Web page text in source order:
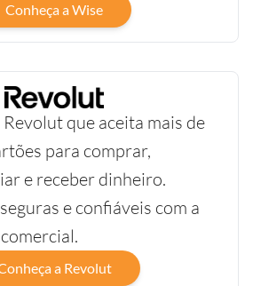
Conheça a Wise
que aceita mais de
para comprar,
e receber dinheiro.
e confiáveis com a
a Revolut